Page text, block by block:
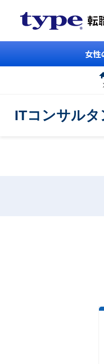
女性
ITコンサルタ